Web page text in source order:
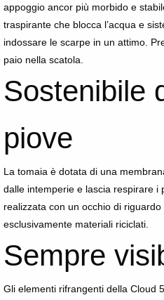
appoggio ancor più morbido e
traspirante che blocca l’acqua e
indossare le scarpe in un attimo.
paio nella scatola.
Sostenibile
piove
La tomaia è dotata di una
dalle intemperie e lascia respirare i
realizzata con un occhio di
esclusivamente materiali riciclati.
Sempre
Gli elementi rifrangenti della Cloud